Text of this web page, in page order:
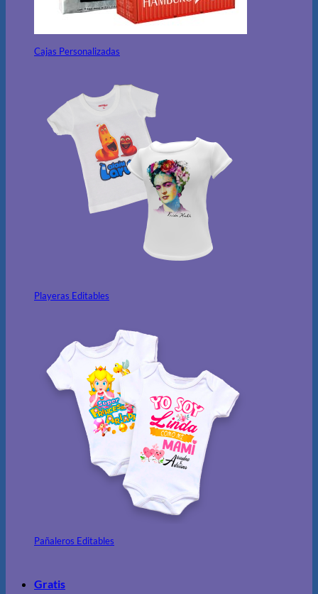
Cajas Personalizadas
Playeras Editables
Pañaleros Editables
Gratis